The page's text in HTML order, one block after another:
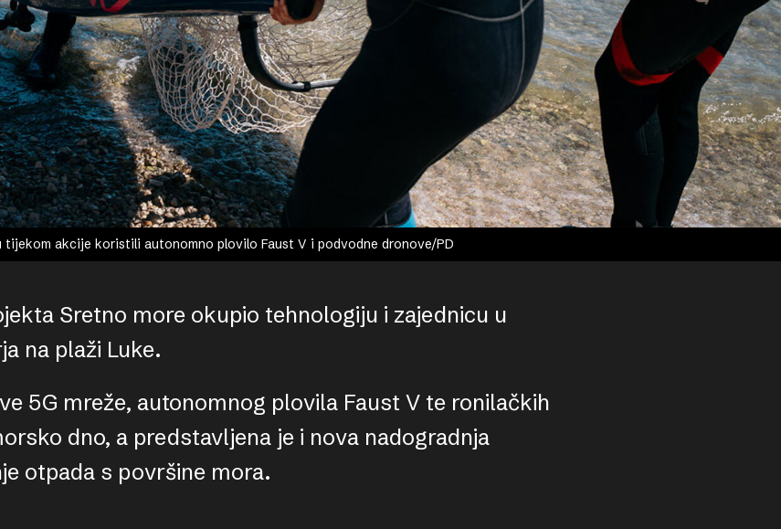
tijekom akcije koristili autonomno plovilo Faust V i podvodne dronove/PD
Sretno more okupio tehnologiju i zajednicu u
na plaži Luke.
5G mreže, autonomnog plovila Faust V te ronilačkih
dno, a predstavljena je i nova nadogradnja
otpada s površine mora.